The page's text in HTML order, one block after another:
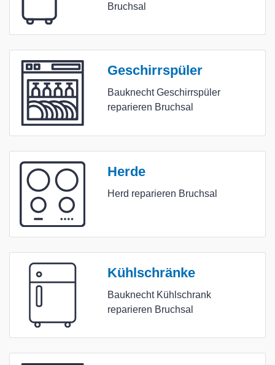
Bruchsal
Geschirrspüler
Bauknecht Geschirrspüler
reparieren Bruchsal
Herde
Herd reparieren Bruchsal
Kühlschränke
Bauknecht Kühlschrank
reparieren Bruchsal